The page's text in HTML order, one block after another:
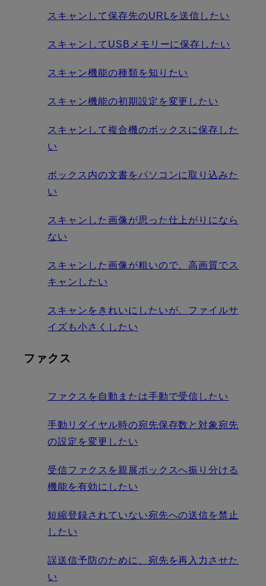
スキャンして保存先のURLを送信したい
スキャンしてUSBメモリーに保存したい
スキャン機能の種類を知りたい
スキャン機能の初期設定を変更したい
スキャンして複合機のボックスに保存した
い
ボックス内の文書をパソコンに取り込みた
い
スキャンした画像が思った仕上がりになら
ない
スキャンした画像が粗いので、高画質でス
キャンしたい
スキャンをきれいにしたいが、ファイルサ
イズも小さくしたい
ファクス
ファクスを自動または手動で受信したい
手動リダイヤル時の宛先保存数と対象宛先
の設定を変更したい
受信ファクスを親展ボックスへ振り分ける
機能を有効にしたい
短縮登録されていない宛先への送信を禁止
したい
誤送信予防のために、宛先を再入力させた
い